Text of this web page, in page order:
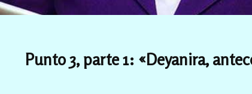
Punto 3, parte 1: «Deyanira,